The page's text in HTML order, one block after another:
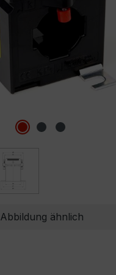
Abbildung ähnlich